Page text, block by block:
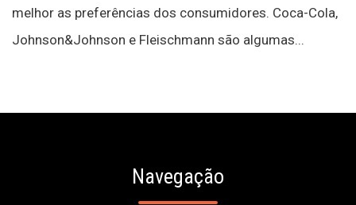
melhor as preferências dos consumidores. Coca-Cola,
Johnson&Johnson e Fleischmann são algumas...
Navegação